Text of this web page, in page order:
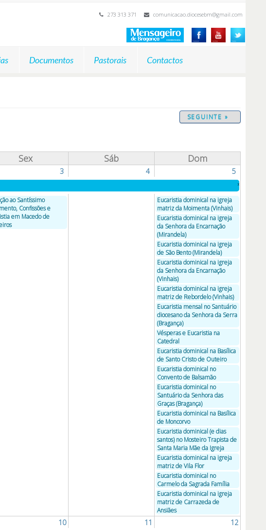
273 313 371 comunicacao.diocesebm@gmail.com
Documentos Pastorais Contactos
SEGUINTE »
Sex Sáb Dom
3 4 5
»
ao Santíssimo
Confissões e
em Macedo de
Eucaristia dominical na igreja
matriz da Moimenta (Vinhais)
Eucaristia dominical na igreja
da Senhora da Encarnação
(Mirandela)
Eucaristia dominical na igreja
de São Bento (Mirandela)
Eucaristia dominical na igreja
da Senhora da Encarnação
(Vinhais)
Eucaristia dominical na igreja
matriz de Rebordelo (Vinhais)
Eucaristia mensal no Santuário
diocesano da Senhora da Serra
(Bragança)
Vésperas e Eucaristia na
Catedral
Eucaristia dominical na Basílica
de Santo Cristo de Outeiro
Eucaristia dominical no
Convento de Balsamão
Eucaristia dominical no
Santuário da Senhora das
Graças (Bragança)
Eucaristia dominical na Basílica
de Moncorvo
Eucaristia dominical (e dias
santos) no Mosteiro Trapista de
Santa Maria Mãe da Igreja
Eucaristia dominical na igreja
matriz de Vila Flor
Eucaristia dominical no
Carmelo da Sagrada Família
Eucaristia dominical na igreja
matriz de Carrazeda de
Ansiães
10 11 12